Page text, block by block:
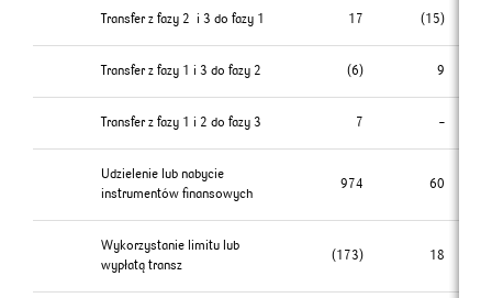
Transfer z fazy 2 i 3 do fazy 1 17 (15)
Transfer z fazy 1 i 3 do fazy 2 (6) 9
Transfer z fazy 1 i 2 do fazy 3 7 –
Udzielenie lub nabycie
instrumentów finansowych
974 60
Wykorzystanie limitu lub
wypłatą transz
(173) 18